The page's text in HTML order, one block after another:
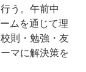
う。午前中
ムを通じて理
則・勉強・友
マに解決策を